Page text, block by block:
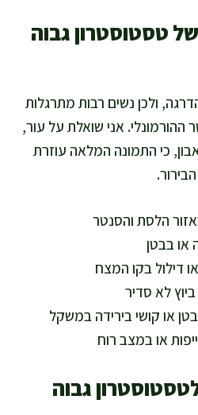
טסטוסטרון גבוה
ולכן נשים רבות מתרגלות
אני שואלת על עור,
כי התמונה המלאה עוזרת
הלסת והסנטר
או בבטן
דילול בקו המצח
לא סדיר
או קושי בירידה במשקל
או במצב רוח
גבוה